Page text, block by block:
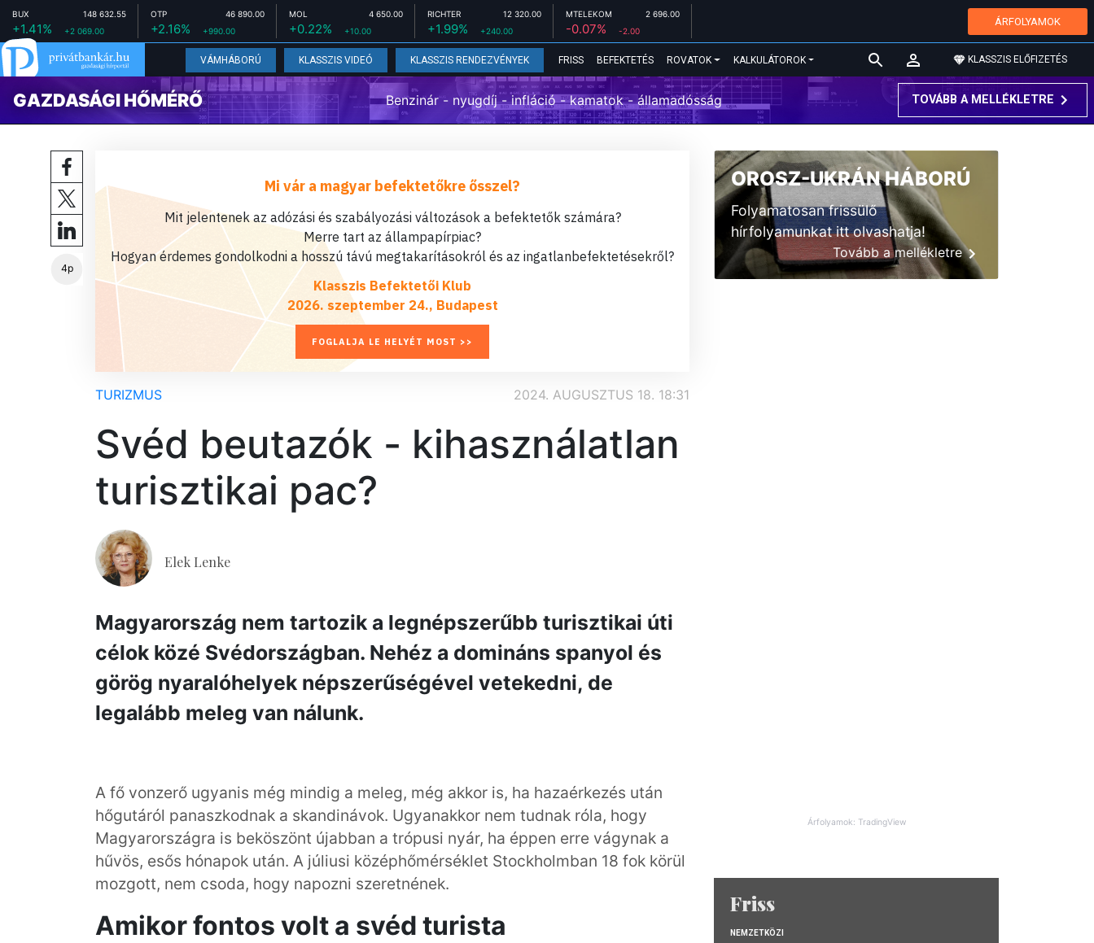
BUX 148 632.55
+1.41% +2 069.00
OTP 46 890.00
+2.16% +990.00
MOL 4 650.00
+0.22% +10.00
RICHTER 12 320.00
+1.99% +240.00
MTELEKOM 2 696.00
-0.07% -2.00
ÁRFOLYAMOK
VÁMHÁBORÚ KLASSZIS VIDEÓ KLASSZIS RENDEZVÉNYEK FRISS BEFEKTETÉS ROVATOK KALKULÁTOROK KLASSZIS ELŐFIZETÉS
GAZDASÁGI HŐMÉRŐ Benzinár - nyugdíj - infláció - kamatok - államadósság TOVÁBB A MELLÉKLETRE
4p
Mi vár a magyar befektetőkre ősszel?
Mit jelentenek az adózási és szabályozási változások a befektetők számára?
Merre tart az állampapírpiac?
Hogyan érdemes gondolkodni a hosszú távú megtakarításokról és az ingatlanbefektetésekről?
Klasszis Befektetői Klub
2026. szeptember 24., Budapest
FOGLALJA LE HELYÉT MOST >>
TURIZMUS 2024. AUGUSZTUS 18. 18:31
Svéd beutazók - kihasználatlan
turisztikai pac?
Elek Lenke
Magyarország nem tartozik a legnépszerűbb turisztikai úti
célok közé Svédországban. Nehéz a domináns spanyol és
görög nyaralóhelyek népszerűségével vetekedni, de
legalább meleg van nálunk.
A fő vonzerő ugyanis még mindig a meleg, még akkor is, ha hazaérkezés után
hőgutáról panaszkodnak a skandinávok. Ugyanakkor nem tudnak róla, hogy
Magyarországra is beköszönt újabban a trópusi nyár, ha éppen erre vágynak a
hűvös, esős hónapok után. A júliusi középhőmérséklet Stockholmban 18 fok körül
mozgott, nem csoda, hogy napozni szeretnének.
Amikor fontos volt a svéd turista
OROSZ-UKRÁN HÁBORÚ
Folyamatosan frissülő
hírfolyamunkat itt olvashatja!
Tovább a mellékletre
Árfolyamok: TradingView
Friss
NEMZETKÖZI